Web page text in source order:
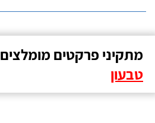
מתקיני פרקטים מומלצים
טבעון